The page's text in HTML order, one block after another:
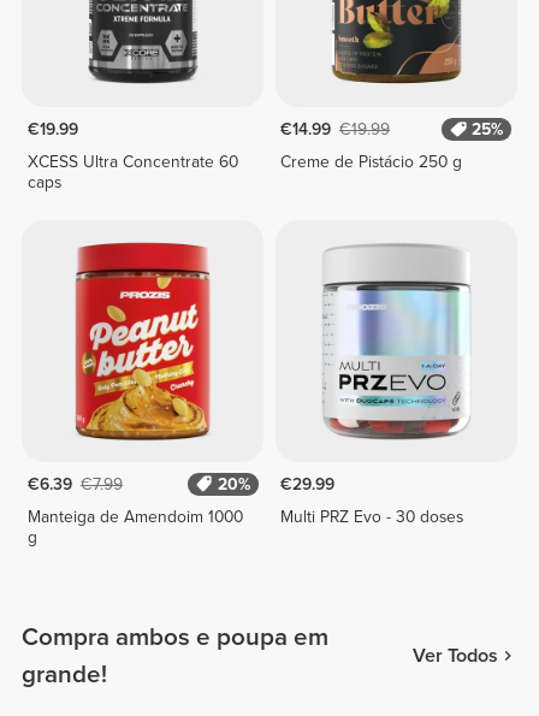
€19.99
XCESS Ultra Concentrate 60
caps
€14.99 €19.99
25%
Creme de Pistácio 250 g
€6.39 €7.99
20%
Manteiga de Amendoim 1000
g
€29.99
Multi PRZ Evo - 30 doses
Compra ambos e poupa em
grande!
Ver Todos